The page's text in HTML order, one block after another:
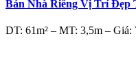
Bán Nhà Riêng Vị Trí Đẹp
DT: 61m² – MT: 3,5m – Giá: